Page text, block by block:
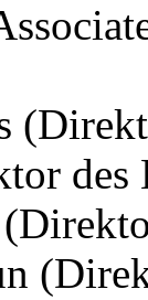
des